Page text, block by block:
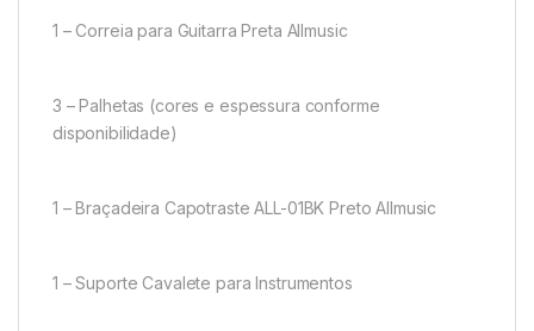
1 – Correia para Guitarra Preta Allmusic
3 – Palhetas (cores e espessura conforme
disponibilidade)
1 – Braçadeira Capotraste ALL-01BK Preto Allmusic
1 – Suporte Cavalete para Instrumentos